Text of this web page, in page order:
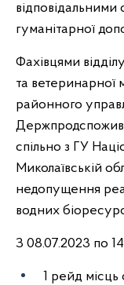
гуманітарної
Фахівцями
та
районного
спільно з ГУ
Миколаївській
недопущення
водних
З 08.07.2023 по
1 рейд місць